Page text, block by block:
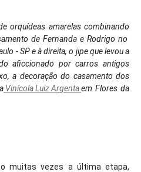
orquídeas amarelas combinando
de Fernanda e Rodrigo no
- SP e àdireita, o jipe que levou a
aficcionado por carros antigos
, a decoração do casamento dos
Vinícola Luiz Argentaem Flores da
muitas vezes a última etapa,